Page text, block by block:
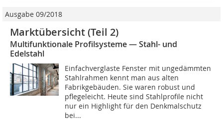
Ausgabe 09/2018
Marktübersicht (Teil 2)
Multifunktionale Profilsysteme — Stahl- und
Edelstahl
Einfachverglaste Fenster mit ungedämmten
Stahlrahmen kennt man aus alten
Fabrikgebäuden. Sie waren robust und
pflegeleicht. Heute sind Stahlprofile nicht
nur ein Highlight für den Denkmalschutz
bei...